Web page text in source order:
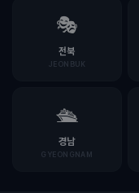
🎭
전북
JEONBUK
🛳️
경남
GYEONGNAM